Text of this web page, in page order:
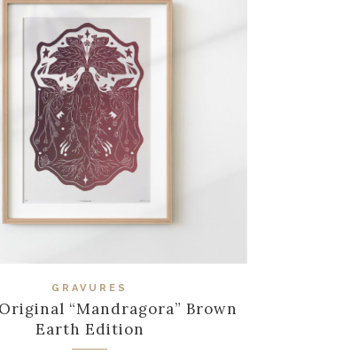
GRAVURES
“Mandragora” Brown
Earth Edition